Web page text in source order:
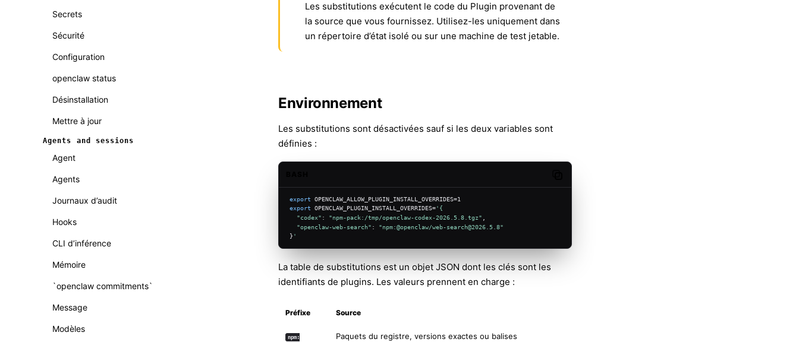
Secrets
Sécurité
Configuration
openclaw status
Désinstallation
Mettre à jour
Agents and sessions
Agent
Agents
Journaux d’audit
Hooks
CLI d’inférence
Mémoire
`openclaw commitments`
Message
Modèles
Les substitutions exécutent le code du Plugin provenant de
la source que vous fournissez. Utilisez-les uniquement dans
un répertoire d’état isolé ou sur une machine de test jetable.
Environnement
Les substitutions sont désactivées sauf si les deux variables sont
définies :
export OPENCLAW_ALLOW_PLUGIN_INSTALL_OVERRIDES=1
export OPENCLAW_PLUGIN_INSTALL_OVERRIDES='{
"codex" : "npm-pack:/tmp/openclaw-codex-2026.5.8.tgz"
"openclaw-web-search" : "npm:@openclaw/web-search@2026.5.8"
} '
La table de substitutions est un objet JSON dont les clés sont les
identifiants de plugins. Les valeurs prennent en charge :
Préfixe Source
npm: Paquets du registre, versions exactes ou balises